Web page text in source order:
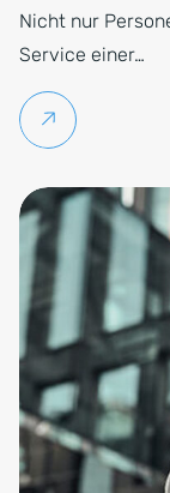
Nicht nur
Service einer…
Weiterlesen